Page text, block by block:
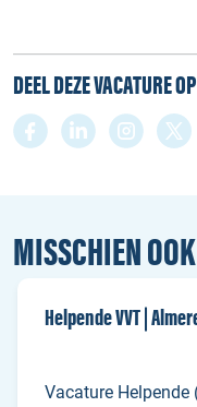
DEEL DEZE VACATURE
MISSCHIEN
Helpende VVT |
Vacature Helpende